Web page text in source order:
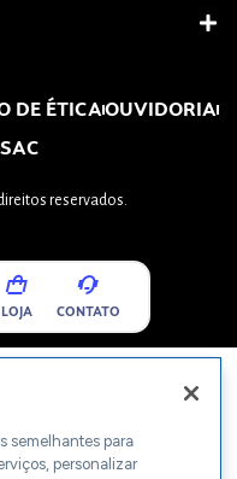
DE ÉTICAOUVIDORIA
SAC
reservados.
LOJA CONTATO
semelhantes para
personalizar